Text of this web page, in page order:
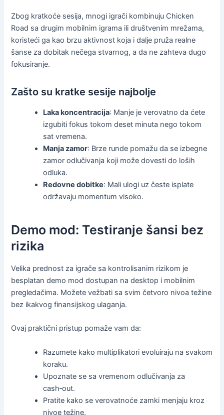
Zbog kratkoće sesija, mnogi igrači kombinuju Chicken
Road sa drugim mobilnim igrama ili društvenim mrežama,
koristeći ga kao brzu aktivnost koja i dalje pruža realne
šanse za dobitak nečega stvarnog, a da ne zahteva dugo
fokusiranje.
Zašto su kratke sesije najbolje
Laka koncentracija: Manje je verovatno da ćete
izgubiti fokus tokom deset minuta nego tokom
sat vremena.
Manja zamor: Brze runde pomažu da se izbegne
zamor odlučivanja koji može dovesti do loših
odluka.
Redovne dobitke: Mali ulogi uz česte isplate
održavaju momentum visoko.
Demo mod: Testiranje šansi bez
rizika
Velika prednost za igrače sa kontrolisanim rizikom je
besplatan demo mod dostupan na desktop i mobilnim
pregledačima. Možete vežbati sa svim četvoro nivoa težine
bez ikakvog finansijskog ulaganja.
Ovaj praktični pristup pomaže vam da:
Razumete kako multiplikatori evoluiraju na svakom
koraku.
Upoznate se sa vremenom odlučivanja za
cash‑out.
Pratite kako se verovatnoće zamki menjaju kroz
nivoe težine.